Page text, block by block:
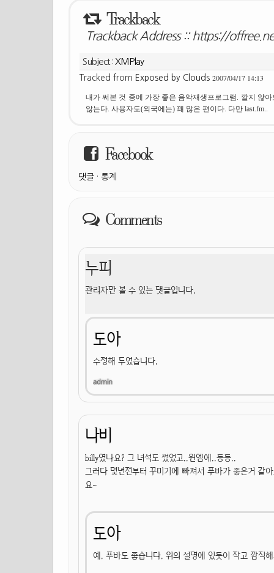
Trackback
Trackback Address :: https://
Subject : XMPlay
Tracked from Exposed by Clouds 2007/04/17 14:13
내가 써본 것 중에 가장 좋은 음악재생프로그램. 깔지 않
않는다. 사용자도(외국에는) 꽤 많은 편이다. 다만 last.fm..
Facebook
댓글 · 통계
Comments
누피
관리자만 볼 수 있는 댓글입니다.
도아
수정해 두었습니다.
나비
billy였나요? 그 녀석도 썼었고..윈엠에..등등..
그러다 몇년전부터 꾸미기에 빠져서 푸바가 좋은거 같
요~
도아
예. 푸바도 좋습니다. 위의 설명에 있듯이 작고 깜직